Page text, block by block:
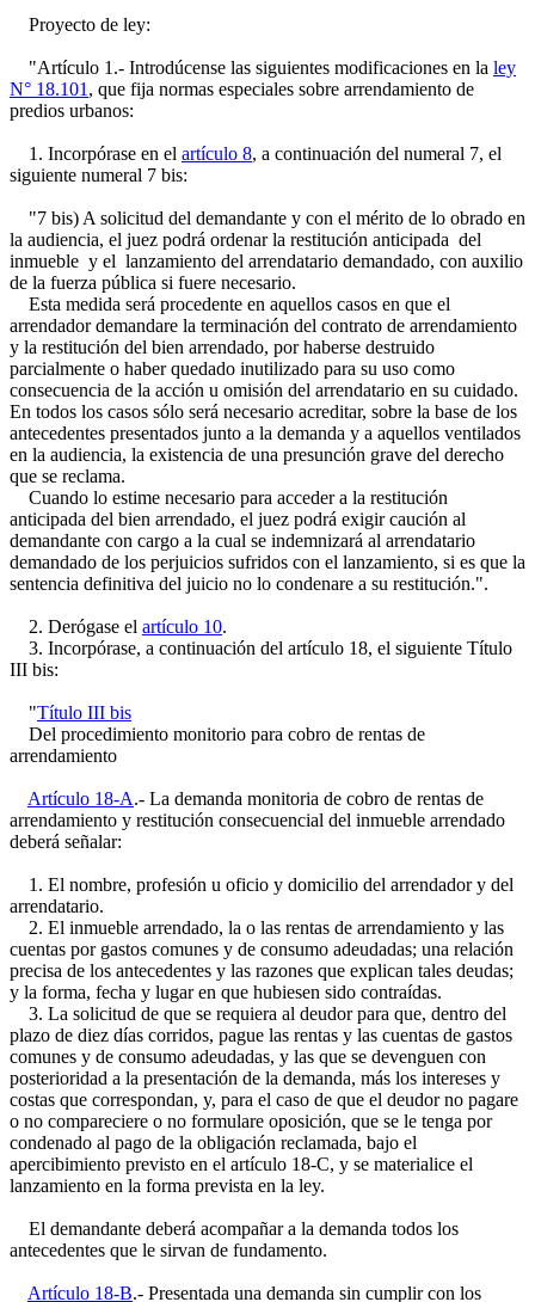
Proyecto de ley:
"Artículo 1.- Introdúcense las siguientes modificaciones en la ley
N° 18.101 , que fija normas especiales sobre arrendamiento de
predios urbanos:
1. Incorpórase en el artículo 8, a continuación del numeral 7, el
siguiente numeral 7 bis:
"7 bis) A solicitud del demandante y con el mérito de lo obrado en
la audiencia, el juez podrá ordenar la restitución anticipada del
inmueble y el lanzamiento del arrendatario demandado, con auxilio
de la fuerza pública si fuere necesario.
Esta medida será procedente en aquellos casos en que el
arrendador demandare la terminación del contrato de arrendamiento
y la restitución del bien arrendado, por haberse destruido
parcialmente o haber quedado inutilizado para su uso como
consecuencia de la acción u omisión del arrendatario en su cuidado.
En todos los casos sólo será necesario acreditar, sobre la base de los
antecedentes presentados junto a la demanda y a aquellos ventilados
en la audiencia, la existencia de una presunción grave del derecho
que se reclama.
Cuando lo estime necesario para acceder a la restitución
anticipada del bien arrendado, el juez podrá exigir caución al
demandante con cargo a la cual se indemnizará al arrendatario
demandado de los perjuicios sufridos con el lanzamiento, si es que la
sentencia definitiva del juicio no lo condenare a su restitución.".
2. Derógase el artículo 10.
3. Incorpórase, a continuación del artículo 18, el siguiente Título
III bis:
"Título III bis
Del procedimiento monitorio para cobro de rentas de
arrendamiento
Artículo 18-A.- La demanda monitoria de cobro de rentas de
arrendamiento y restitución consecuencial del inmueble arrendado
deberá señalar:
1. El nombre, profesión u oficio y domicilio del arrendador y del
arrendatario.
2. El inmueble arrendado, la o las rentas de arrendamiento y las
cuentas por gastos comunes y de consumo adeudadas; una relación
precisa de los antecedentes y las razones que explican tales deudas;
y la forma, fecha y lugar en que hubiesen sido contraídas.
3. La solicitud de que se requiera al deudor para que, dentro del
plazo de diez días corridos, pague las rentas y las cuentas de gastos
comunes y de consumo adeudadas, y las que se devenguen con
posterioridad a la presentación de la demanda, más los intereses y
costas que correspondan, y, para el caso de que el deudor no pagare
o no compareciere o no formulare oposición, que se le tenga por
condenado al pago de la obligación reclamada, bajo el
apercibimiento previsto en el artículo 18-C, y se materialice el
lanzamiento en la forma prevista en la ley.
El demandante deberá acompañar a la demanda todos los
antecedentes que le sirvan de fundamento.
Artículo 18-B.- Presentada una demanda sin cumplir con los